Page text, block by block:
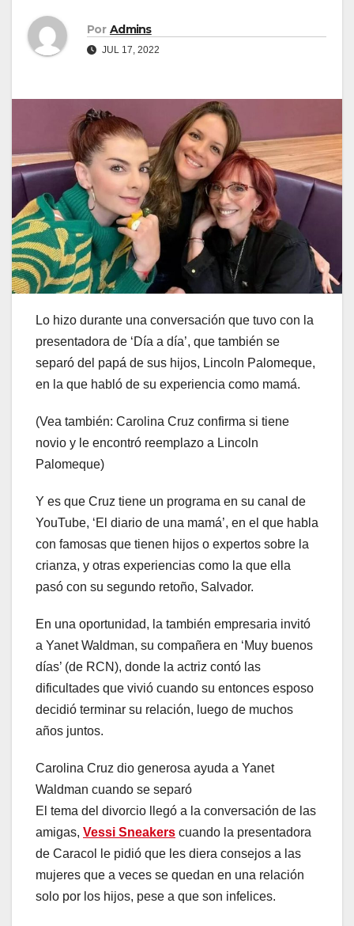
Por Admins
JUL 17, 2022
Lo hizo durante una conversación que tuvo con la
presentadora de ‘Día a día’, que también se
separó del papá de sus hijos, Lincoln Palomeque,
en la que habló de su experiencia como mamá.
(Vea también: Carolina Cruz confirma si tiene
novio y le encontró reemplazo a Lincoln
Palomeque)
Y es que Cruz tiene un programa en su canal de
YouTube, ‘El diario de una mamá’, en el que habla
con famosas que tienen hijos o expertos sobre la
crianza, y otras experiencias como la que ella
pasó con su segundo retoño, Salvador.
En una oportunidad, la también empresaria invitó
a Yanet Waldman, su compañera en ‘Muy buenos
días’ (de RCN), donde la actriz contó las
dificultades que vivió cuando su entonces esposo
decidió terminar su relación, luego de muchos
años juntos.
Carolina Cruz dio generosa ayuda a Yanet
Waldman cuando se separó
El tema del divorcio llegó a la conversación de las
amigas, Vessi Sneakers cuando la presentadora
de Caracol le pidió que les diera consejos a las
mujeres que a veces se quedan en una relación
solo por los hijos, pese a que son infelices.